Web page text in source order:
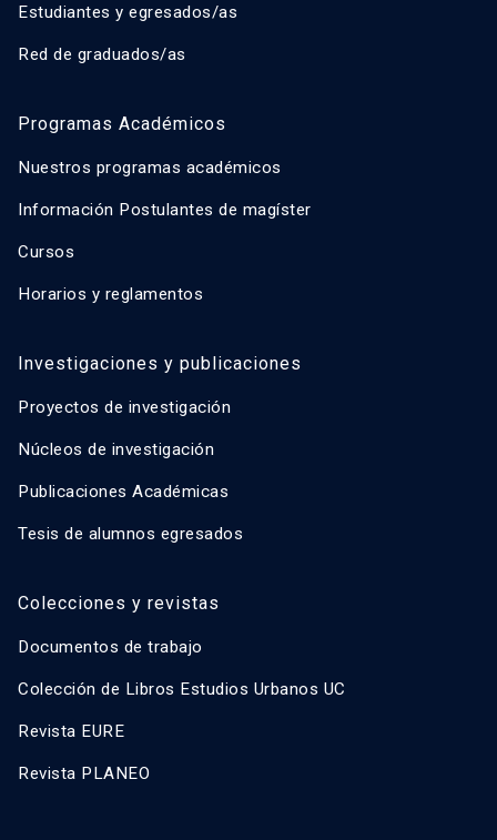
Estudiantes y egresados/as
Red de graduados/as
Programas Académicos
Nuestros programas académicos
Información Postulantes de magíster
Cursos
Horarios y reglamentos
Investigaciones y publicaciones
Proyectos de investigación
Núcleos de investigación
Publicaciones Académicas
Tesis de alumnos egresados
Colecciones y revistas
Documentos de trabajo
Colección de Libros Estudios Urbanos UC
Revista EURE
Revista PLANEO